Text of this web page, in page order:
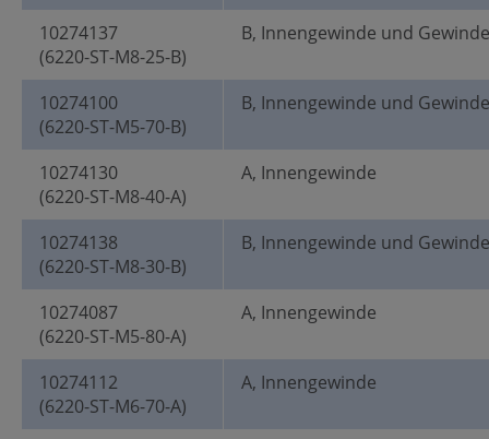
10274137
(6220-ST-M8-25-B)
B, Innengewinde und
10274100
(6220-ST-M5-70-B)
B, Innengewinde und
10274130
(6220-ST-M8-40-A)
A, Innengewinde
10274138
(6220-ST-M8-30-B)
B, Innengewinde und
10274087
(6220-ST-M5-80-A)
A, Innengewinde
10274112
(6220-ST-M6-70-A)
A, Innengewinde